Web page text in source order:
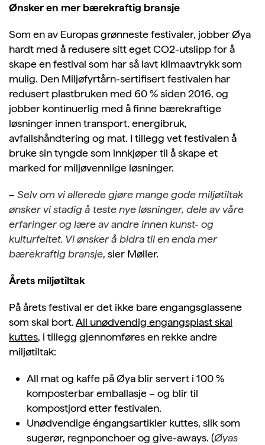
Ønsker en mer bærekraftig bransje
Som en av Europas grønneste festivaler, jobber Øya
hardt med å redusere sitt eget CO2-utslipp for å
skape en festival som har så lavt klimaavtrykk som
mulig. Den Miljøfyrtårn-sertifisert festivalen har
redusert plastbruken med 60 % siden 2016, og
jobber kontinuerlig med å finne bærekraftige
løsninger innen transport, energibruk,
avfallshåndtering og mat. I tillegg vet festivalen å
bruke sin tyngde som innkjøper til å skape et
marked for miljøvennlige løsninger.
– Selv om vi allerede gjøre mange gode miljøtiltak
ønsker vi stadig å teste nye løsninger, dele av våre
erfaringer og lære av andre innen kunst- og
kulturfeltet. Vi ønsker å bidra til en enda mer
bærekraftig bransje, sier Møller.
Årets miljøtiltak
På årets festival er det ikke bare engangsglassene
som skal bort.All unødvendig engangsplast skal
kuttes, i tillegg gjennomføres en rekke andre
miljøtiltak:
All mat og kaffe på Øya blir servert i 100 %
komposterbar emballasje – og blir til
kompostjord etter festivalen.
Unødvendige éngangsartikler kuttes, slik som
sugerør, regnponchoer og give-aways. (Øyas